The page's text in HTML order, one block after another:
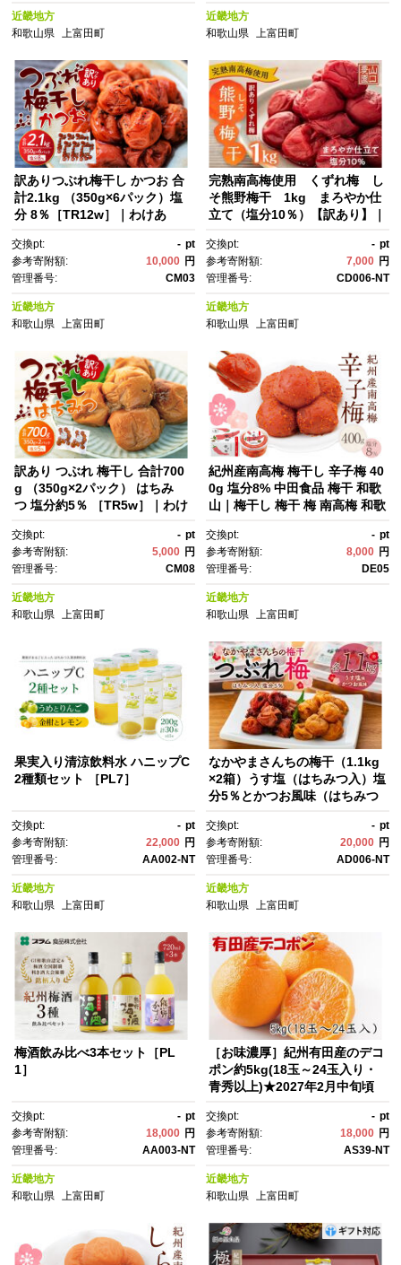
近畿地方
和歌山県
上富田町
し 健康食品 梅干し保存 梅干し
料理 梅干し活用 食卓 梅干し 梅
干うめぼし ウメボシ
近畿地方
和歌山県 上富田町
訳ありつぶれ梅干し かつお 合
計2.1kg （350g×6パック）塩
分 8％［TR12w］｜わけあ
控えめ 国産 梅干し おつまみ お
弁当 梅干し 和食 お取り寄せ 梅
干しセット ギフト 梅干し 健康
食品 梅干し保存 梅干し料理 梅
干し活用 食卓 梅干し 梅干うめ
ぼし ウメボシ
交換pt: - pt
参考寄附額:
10,000 円
管理番号:
CM03
近畿地方
和歌山県
上富田町
完熟南高梅使用 くずれ梅 し
そ熊野梅干 1kg まろやか仕
立て（塩分10％）【訳あり】｜
梅 しそ 熊野 梅干 訳あり 山口
農園 くずれ梅 塩分10％ 南高梅
使用 梅干し 和歌山産 紀州梅
干 漬物 梅干し通販 梅干し販
売 ヘルシー食品 伝統食品 日本
産 しそ風味 伝統的製法 天然食
材【梅干し うめぼし ウメボ
シ 梅干】
交換pt: - pt
参考寄附額:
7,000 円
管理番号:
CD006-NT
近畿地方
和歌山県 上富田町
訳あり つぶれ 梅干し 合計700
g （350g×2パック） はちみ
つ 塩分約5％ ［TR5w］｜わけ
分控えめ 国産 梅干し おつま
み お弁当 梅干し 和食 お取り寄
せ 梅干しセット ギフト 梅干
し 健康食品 梅干し保存 梅干し
料理 梅干し活用 食卓 梅干し 梅
干うめぼし ウメボシ
交換pt: - pt
参考寄附額:
5,000 円
管理番号:
CM08
近畿地方
和歌山県
上富田町
紀州産南高梅 梅干し 辛子梅 40
0g 塩分8% 中田食品 梅干 和歌
山｜梅干し 梅干 梅 南高梅 和歌
し ウメボシ 梅干】
交換pt: - pt
参考寄附額:
8,000 円
管理番号:
DE05
近畿地方
和歌山県 上富田町
果実入り清涼飲料水 ハニップC
2種類セット ［PL7］
交換pt: - pt
参考寄附額:
22,000 円
管理番号:
AA002-NT
近畿地方
和歌山県
上富田町
なかやまさんちの梅干（1.1kg
×2箱）うす塩（はちみつ入）塩
分5％とかつお風味（はちみつ
梅】【訳あり】
交換pt: - pt
参考寄附額:
20,000 円
管理番号:
AD006-NT
近畿地方
和歌山県 上富田町
梅酒飲み比べ3本セット［PL
1］
交換pt: - pt
参考寄附額:
18,000 円
管理番号:
AA003-NT
近畿地方
和歌山県
上富田町
［お味濃厚］紀州有田産のデコ
ポン約5kg(18玉～24玉入り・
青秀以上)★2027年2月中旬頃
交換pt: - pt
参考寄附額:
18,000 円
管理番号:
AS39-NT
近畿地方
和歌山県 上富田町